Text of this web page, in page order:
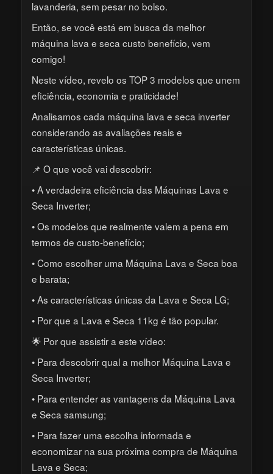
lavanderia, sem pesar no bolso.
Então, se você está em busca da melhor
máquina lava e seca custo benefício, vem
comigo!
Neste vídeo, revelo os TOP 3 modelos que unem
eficiência, economia e praticidade!
Analisamos cada máquina lava e seca inverter
considerando as avaliações reais e
características únicas.
📌 O que você vai descobrir:
• A verdadeira eficiência das Máquinas Lava e
Seca Inverter;
• Os modelos que realmente valem a pena em
termos de custo-benefício;
• Como escolher uma Máquina Lava e Seca boa
e barata;
• As características únicas da Lava e Seca LG;
• Por que a Lava e Seca 11kg é tão popular.
🌟 Por que assistir a este vídeo:
• Para descobrir qual a melhor Máquina Lava e
Seca Inverter;
• Para entender as vantagens da Máquina Lava
e Seca samsung;
• Para fazer uma escolha informada e
economizar na sua próxima compra de Máquina
Lava e Seca;